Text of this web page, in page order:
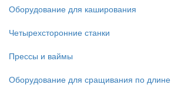
Оборудование для каширования
Четырехсторонние станки
Прессы и ваймы
Оборудование для сращивания по длине